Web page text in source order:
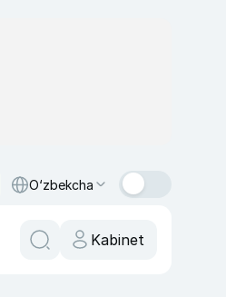
O‘zbekcha
Kabinet